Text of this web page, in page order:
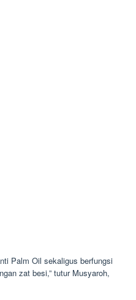
Palm Oil sekaligus berfungsi
zat besi,” tutur Musyaroh,